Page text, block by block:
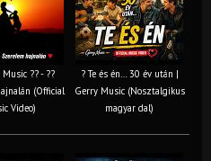
?? - ??
(Official
Video)
? Te és én… 30 év után |
Gerry Music (Nosztalgikus
magyar dal)